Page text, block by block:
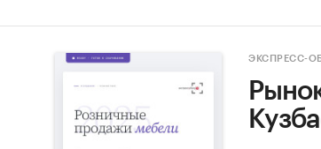
ЭКСПРЕСС-